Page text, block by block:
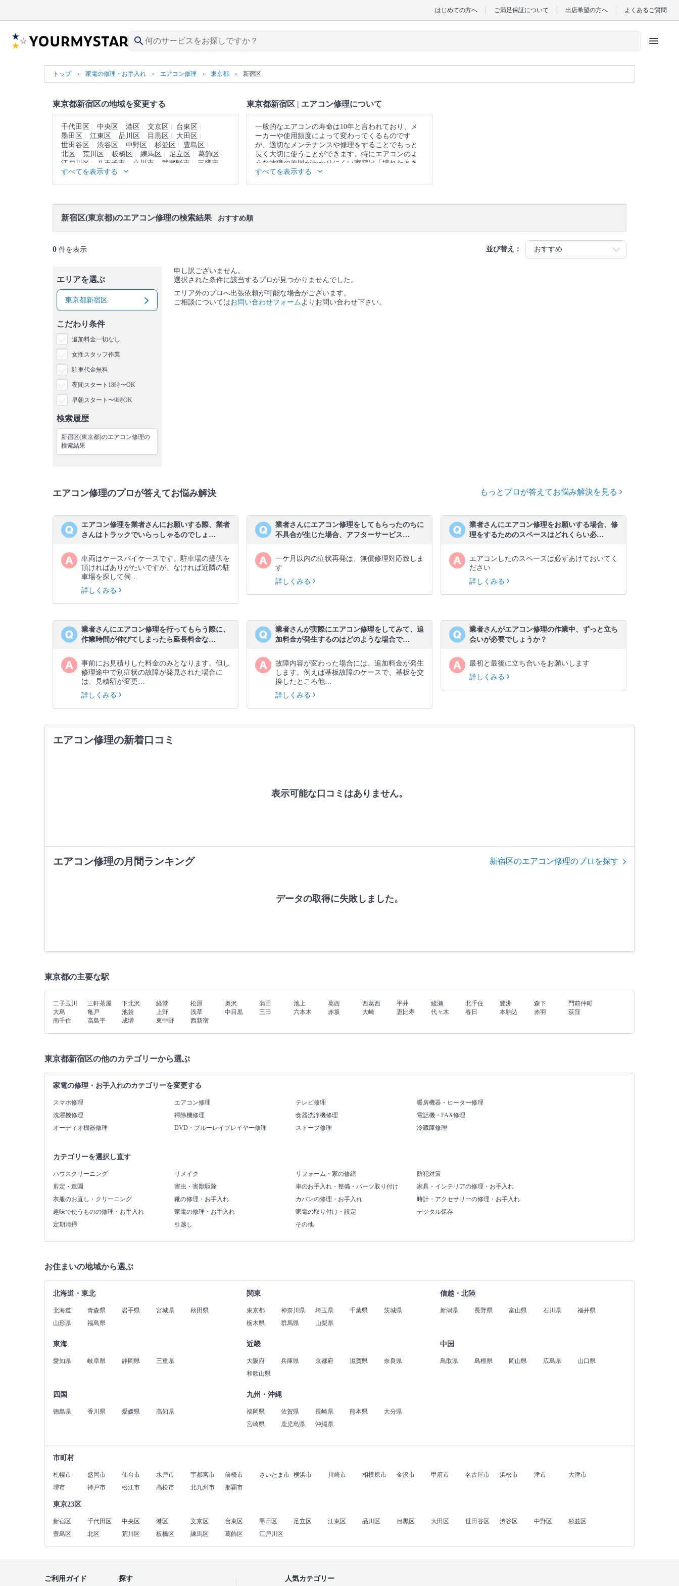
はじめての方へ ご満足保証について 出店希望の方へ よくあるご質問
search menu
トップ 家電の修理・お手入れ エアコン修理 東京都 新宿区
東京都新宿区の地域を変更する
千代田区 中央区 港区 文京区
台東区
墨田区
江東区 品川区 目黒区
大田区
世田谷区
渋谷区 中野区 杉並区
豊島区
北区
荒川区 板橋区 練馬区 足立区
葛飾区
江戸川区
八王子市 立川市 武蔵野市
三鷹市
青梅市
府中市 昭島市
大島町
利島村 新島村 神津島村
三宅島
すべてを表示する
東京都新宿区 | エアコン修理について
一般的なエアコンの寿命は10年と言われており、メ
ーカーや使用頻度によって変わってくるものです
が、適切なメンテナンスや修理をすることでもっと
長く大切に使うことができます。特にエアコンのよ
うな故障の原因がわかりにくい家電は「壊れたとき
が買い替え時」だと思われがちです。買い替える前
すべてを表示する
新宿区(東京都)のエアコン修理の検索結果 おすすめ順
0 件を表示 並び替え：
エリアを選ぶ
東京都新宿区
こだわり条件
追加料金一切なし
女性スタッフ作業
駐車代金無料
夜間スタート18時〜OK
早朝スタート〜9時OK
検索履歴
新宿区(東京都)のエアコン修理の
検索結果
申し訳ございません。
選択された条件に該当するプロが見つかりませんでした。
エリア外のプロへ出張依頼が可能な場合がございます。
ご相談についてはお問い合わせフォームよりお問い合わせ下さい。
エアコン修理のプロが答えてお悩み解決 もっとプロが答えてお悩み解決を見る
エアコン修理を業者さんにお願いする際、業者
さんはトラックでいらっしゃるのでしょ…
車両はケースバイケースです。駐車場の提供を
頂ければありがたいですが、なければ近隣の駐
車場を探して伺…
詳しくみる
業者さんにエアコン修理をしてもらったのちに
不具合が生じた場合、アフターサービス…
一ケ月以内の症状再発は、無償修理対応致しま
す
詳しくみる
業者さんにエアコン修理をお願いする場合、修
理をするためのスペースはどれくらい必…
エアコンしたのスペースは必ずあけておいてく
ださい
詳しくみる
業者さんにエアコン修理を行ってもらう際に、
作業時間が伸びてしまったら延長料金な…
事前にお見積りした料金のみとなります。但し
修理途中で別症状の故障が発見された場合に
は、見積額が変更…
詳しくみる
業者さんが実際にエアコン修理をしてみて、追
加料金が発生するのはどのような場合で…
故障内容が変わった場合には、追加料金が発生
します。例えば基板故障のケースで、基板を交
換したところ他…
詳しくみる
業者さんがエアコン修理の作業中、ずっと立ち
会いが必要でしょうか？
最初と最後に立ち合いをお願いします
詳しくみる
エアコン修理の新着口コミ
表示可能な口コミはありません。
エアコン修理の月間ランキング 新宿区のエアコン修理のプロを探す
データの取得に失敗しました。
東京都の主要な駅
二子玉川 三軒茶屋 下北沢 経堂 松原 奥沢 蒲田 池上 葛西 西葛西 平井 綾瀬 北千住 豊洲 森下
門前仲町
大島
亀戸 池袋 上野 浅草 中目黒 三田 六本木 赤坂 大崎 恵比寿 代々木 春日 本駒込 赤羽
荻窪
南千住
高島平 成増 東中野 西新宿
東京都新宿区の他のカテゴリーから選ぶ
家電の修理・お手入れのカテゴリーを変更する
スマホ修理 エアコン修理 テレビ修理
暖房機器・ヒーター修理
洗濯機修理
掃除機修理 食器洗浄機修理
電話機・FAX修理
オーディオ機器修理
DVD・ブルーレイプレイヤー修理 ストーブ修理 冷蔵庫修理
カテゴリーを選択し直す
ハウスクリーニング リメイク リフォーム・家の修繕
防犯対策
剪定・造園
害虫・害獣駆除 車のお手入れ・整備・パーツ取り付け
家具・インテリアの修理・お手入れ
衣服のお直し・クリーニング
靴の修理・お手入れ カバンの修理・お手入れ
時計・アクセサリーの修理・お手入れ
趣味で使うものの修理・お手入れ
家電の修理・お手入れ 家電の取り付け・設定
デジタル保存
定期清掃
引越し その他
お住まいの地域から選ぶ
北海道・東北
北海道 青森県 岩手県 宮城県
秋田県
山形県
福島県
関東
東京都 神奈川県 埼玉県 千葉県
茨城県
栃木県
群馬県 山梨県
信越・北陸
新潟県 長野県 富山県 石川県 福井県
東海
愛知県 岐阜県 静岡県 三重県
近畿
大阪府 兵庫県 京都府 滋賀県
奈良県
和歌山県
中国
鳥取県 島根県 岡山県 広島県 山口県
四国
徳島県 香川県 愛媛県 高知県
九州・沖縄
福岡県 佐賀県 長崎県 熊本県
大分県
宮崎県
鹿児島県 沖縄県
市町村
札幌市 盛岡市 仙台市 水戸市 宇都宮市 前橋市 さいたま市 横浜市 川崎市 相模原市 金沢市 甲府市 名古屋市 浜松市 津市
大津市
堺市
神戸市 松江市 高松市 北九州市 那覇市
東京23区
新宿区 千代田区 中央区 港区 文京区 台東区 墨田区 足立区 江東区 品川区 目黒区 大田区 世田谷区 渋谷区 中野区
杉並区
豊島区
北区 荒川区 板橋区 練馬区 葛飾区 江戸川区
探す
ご利用ガイド 人気カテゴリー